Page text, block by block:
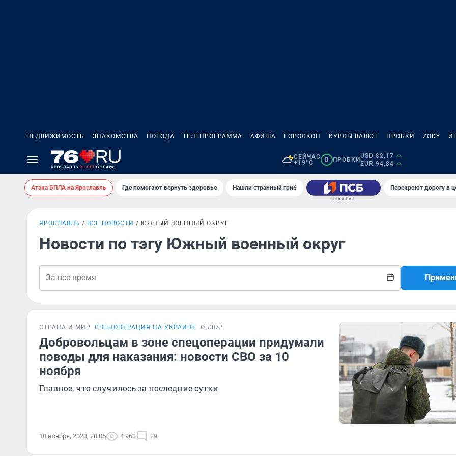
НЕДВИЖИМОСТЬ ЗНАКОМСТВА ПОГОДА ТЕЛЕПРОГРАММА АФИША ГОРОСКОП КУРСЫ ВАЛЮТ ПРОБКИ ZODY
СЕЙЧАС
+19°C
0 ПРОБКИ
USD 82,17
EUR 94,84
Атака БПЛА на Ярославль Где помогают вернуть здоровье Нашли странный гриб Перекроют дорогу в
ЯРОСЛАВЛЬ ВСЕ НОВОСТИ ЮЖНЫЙ ВОЕННЫЙ ОКРУГ
Новости по тэгу Южный военный округ
СТРАНА И МИР СПЕЦОПЕРАЦИЯ НА УКРАИНЕ ОБЗОР
Добровольцам в зоне спецоперации придумали
поводы для наказания: новости СВО за 10
ноября
Главное, что случилось за последние сутки
10 ноября, 2023, 20:05 4 963 29